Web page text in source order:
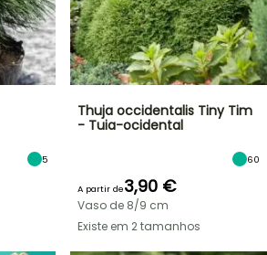
5
Thuja occidentalis Tiny Tim
- Tuia-ocidental
60
A partir de3,90 €
Vaso de 8/9 cm
Existe em 2 tamanhos